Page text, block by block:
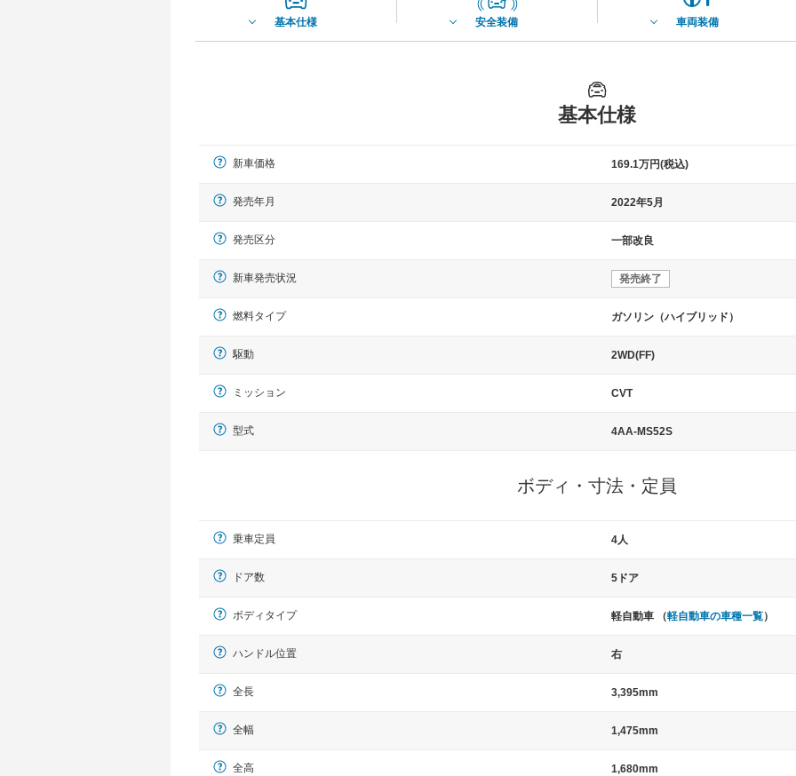
基本仕様 安全装備 車両装備
基本仕様
新車価格 169.1万円(税込)
発売年月 2022年5月
発売区分 一部改良
新車発売状況 発売終了
燃料タイプ ガソリン（ハイブリッド）
駆動 2WD(FF)
ミッション CVT
型式 4AA-MS52S
ボディ・寸法・定員
乗車定員 4人
ドア数 5ドア
ボディタイプ 軽自動車 （軽自動車の車種一覧）
ハンドル位置 右
全長 3,395mm
全幅 1,475mm
全高 1,680mm